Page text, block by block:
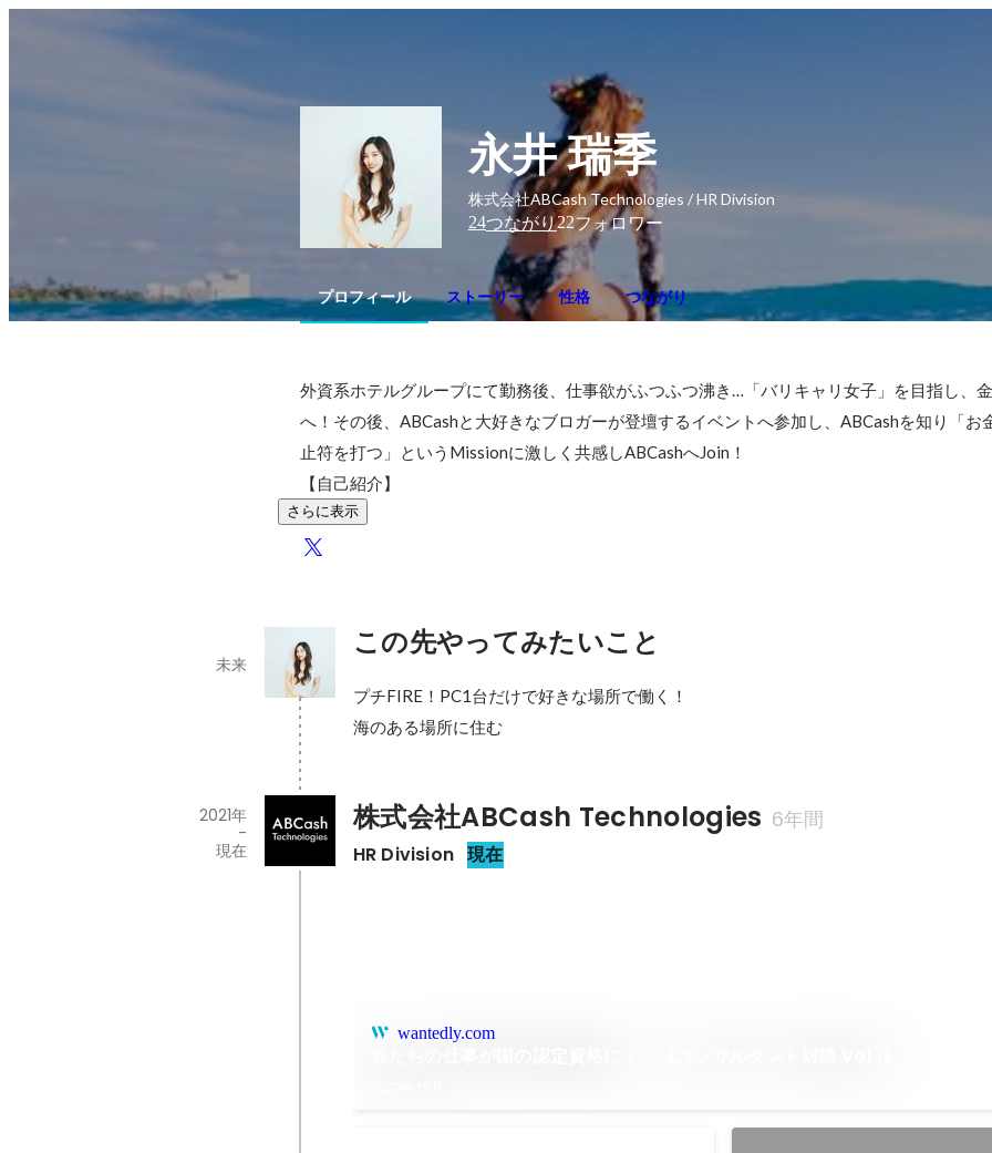
永井 瑞季
株式会社ABCash Technologies / HR Division
24つながり22フォロワー
プロフィール ストーリー 性格 つながり
外資系ホテルグループにて勤務後、仕事欲がふつふつ沸き…「バリキャリ女子」を目指し、
へ！その後、ABCashと大好きなブロガーが登壇するイベントへ参加し、ABCashを知り「お
止符を打つ」というMissionに激しく共感しABCashへJoin！
【自己紹介】
さらに表示
この先やってみたいこと
未来
プチFIRE！PC1台だけで好きな場所で働く！
海のある場所に住む
株式会社ABCash Technologies 6年間
HR Division 現在
2021年
-
現在
wantedly.com